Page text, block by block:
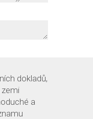
dokladů,
a